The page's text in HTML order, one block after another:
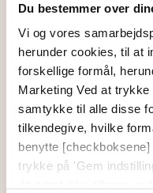
Du bestemmer over
Vi og vores
herunder cookies, til at
forskellige formål,
Marketing Ved at
samtykke til alle disse
tilkendegive, hvilke
benytte
trykke på 'Gem
Garden, dels fordi
fordi det var en god
Familien
overvejer at
Tænk stort! Man
den er stor.